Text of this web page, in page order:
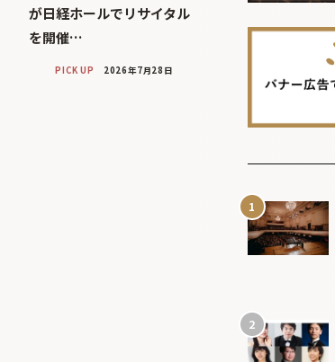
が日経ホールでリサイタル
を開催…
PICK UP 2026年7月28日